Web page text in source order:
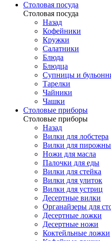
Столовая посуда
Столовая посуда
Назад
Кофейники
Кружки
Салатники
Блюда
Блюдца
Супницы и
Тарелки
Чайники
Чашки
Cтоловые приборы
Cтоловые приборы
Назад
Вилки для лобстера
Вилки для
Ножи для масла
Палочки для еды
Вилки для стейка
Вилки для улиток
Вилки для устриц
Десертные вилки
Органайзеры для
Десертные ложки
Десертные ножи
Коктейльные ложки